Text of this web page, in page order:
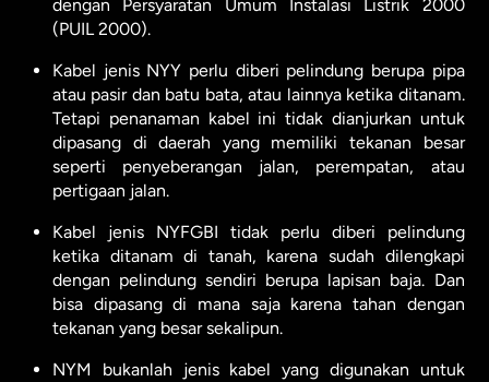
dengan Persyaratan Umum Instalasi Listrik 2000
(PUIL 2000).
Kabel jenis NYY perlu diberi pelindung berupa pipa
atau pasir dan batu bata, atau lainnya ketika ditanam.
Tetapi penanaman kabel ini tidak dianjurkan untuk
dipasang di daerah yang memiliki tekanan besar
seperti penyeberangan jalan, perempatan, atau
pertigaan jalan.
Kabel jenis NYFGBI tidak perlu diberi pelindung
ketika ditanam di tanah, karena sudah dilengkapi
dengan pelindung sendiri berupa lapisan baja. Dan
bisa dipasang di mana saja karena tahan dengan
tekanan yang besar sekalipun.
NYM bukanlah jenis kabel yang digunakan untuk